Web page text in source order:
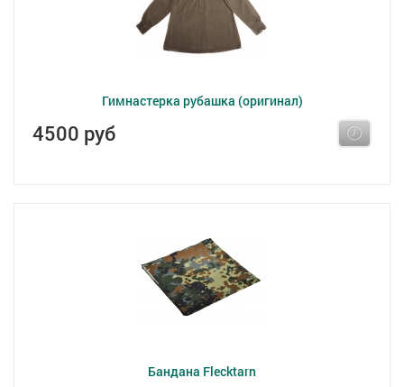
Гимнастерка рубашка (оригинал)
4500 руб
Бандана Flecktarn